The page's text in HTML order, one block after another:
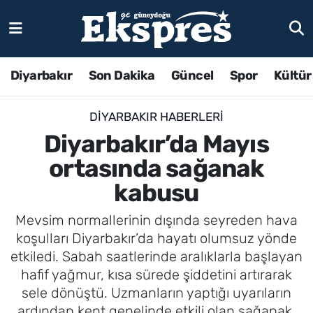
Diyarbakır Son Dakika Güncel Spor
DIYARBAKIR HABERLERI
Diyarbakır’da Mayıs
ortasında sağanak
kabusu
Mevsim normallerinin dışında seyreden hava
koşulları Diyarbakır’da hayatı olumsuz yönde
etkiledi. Sabah saatlerinde aralıklarla başlayan
hafif yağmur, kısa sürede şiddetini artırarak
sele dönüştü. Uzmanların yaptığı uyarıların